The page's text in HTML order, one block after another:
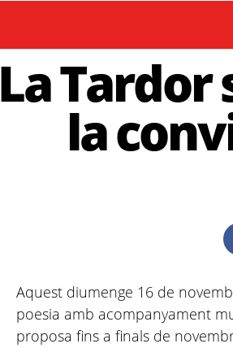
La Tardor
la
Aquest diumenge 16 de
poesia amb acompanyament
proposa fins a finals de